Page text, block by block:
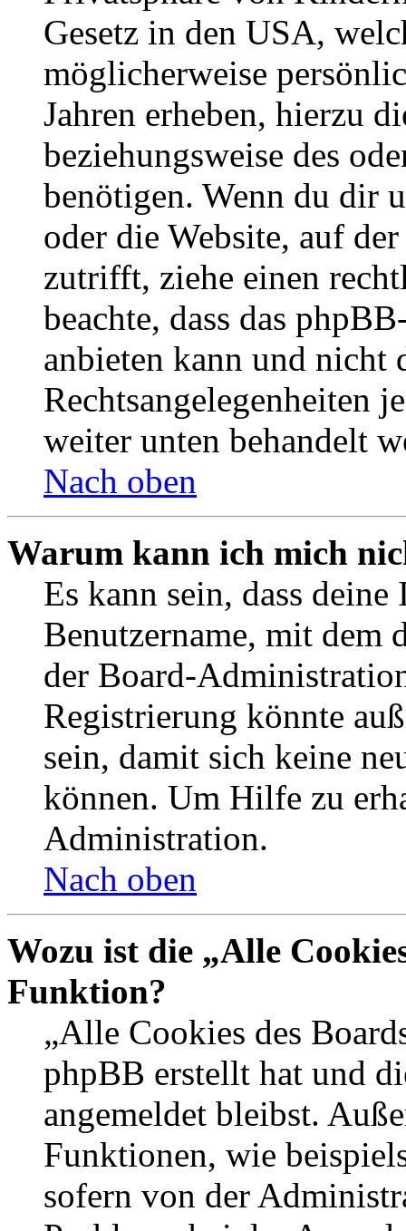
Gesetz in den USA,
möglicherweise
Jahren erheben, hierzu
beziehungsweise des
benötigen. Wenn du dir
oder die Website, auf
zutrifft, ziehe einen
beachte, dass das
anbieten kann und nicht
Rechtsangelegenheiten
weiter unten behandelt
Nach oben
Warum kann ich mich
Es kann sein, dass
Benutzername, mit dem
der Board-
Registrierung könnte
sein, damit sich keine
können. Um Hilfe zu
Administration.
Nach oben
Wozu ist die „Alle
Funktion?
„Alle Cookies des
phpBB erstellt hat und
angemeldet bleibst.
Funktionen, wie
sofern von der